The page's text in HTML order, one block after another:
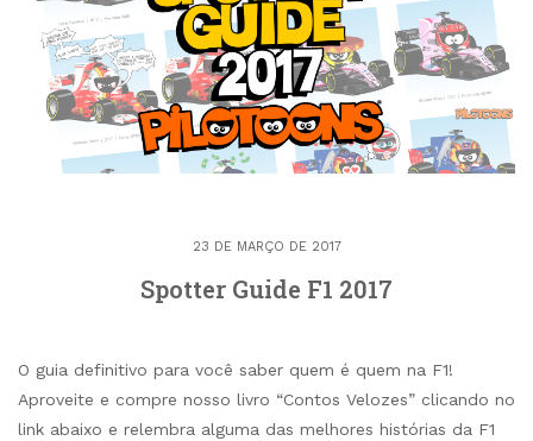
23 DE MARÇO DE 2017
Spotter Guide F1 2017
O guia definitivo para você saber quem é quem na F1!
Aproveite e compre nosso livro “Contos Velozes” clicando no
link abaixo e relembra alguma das melhores histórias da F1